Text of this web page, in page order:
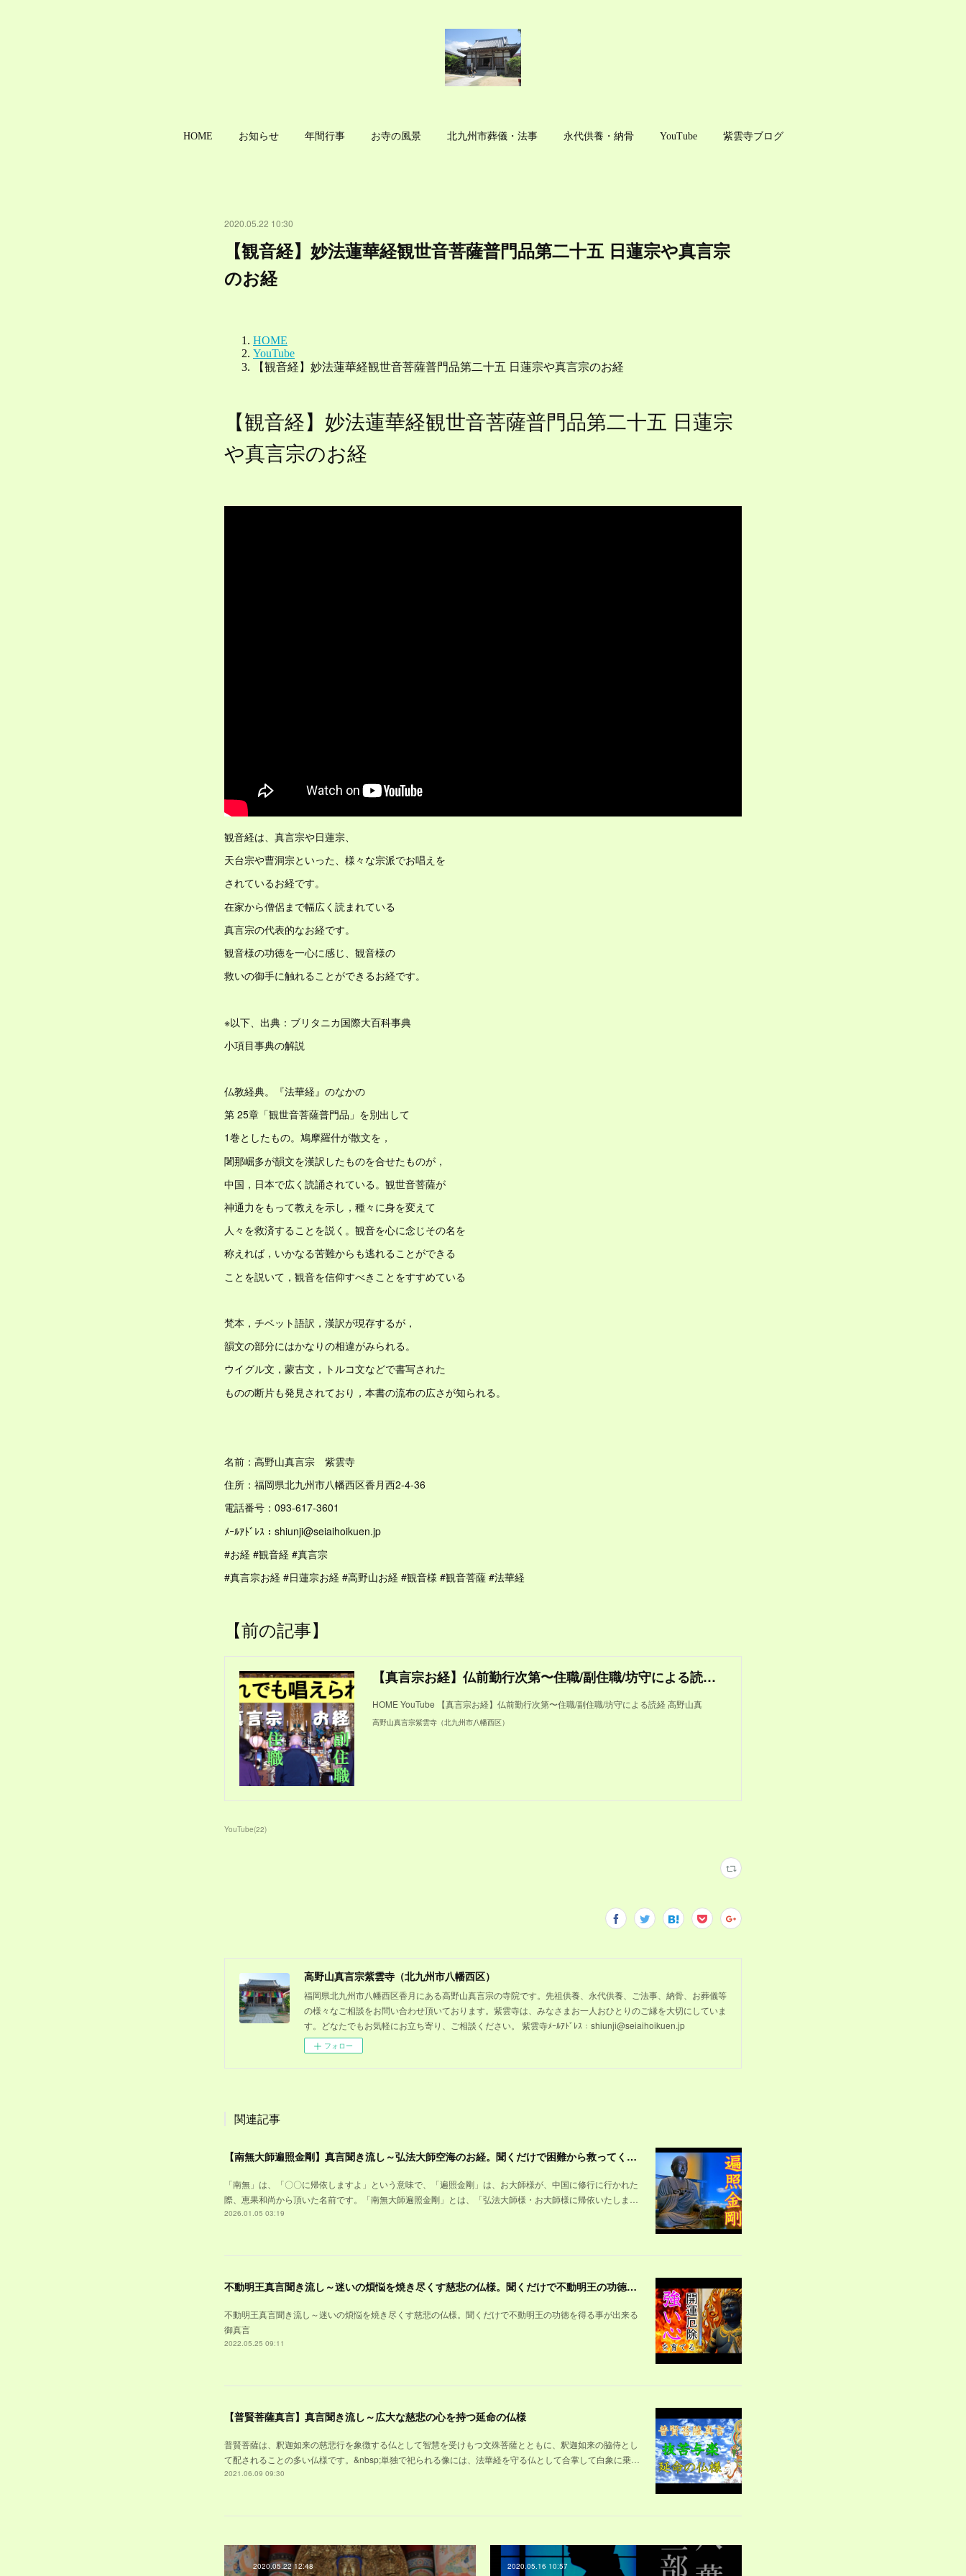
HOME お知らせ 年間行事 お寺の風景 北九州市葬儀・法事 永代供養・納骨 YouTube 紫雲寺ブログ
2020.05.22 10:30
【観音経】妙法蓮華経観世音菩薩普門品第二十五 日蓮宗や真言宗
のお経
【観音経】妙法蓮華経観世音菩薩普門品第二十五 日蓮宗
や真言宗のお経
観音経は、真言宗や日蓮宗、
天台宗や曹洞宗といった、様々な宗派でお唱えを
されているお経です。
在家から僧侶まで幅広く読まれている
真言宗の代表的なお経です。
観音様の功徳を一心に感じ、観音様の
救いの御手に触れることができるお経です。
※以下、出典：ブリタニカ国際大百科事典
小項目事典の解説
仏教経典。『法華経』のなかの
第 25章「観世音菩薩普門品」を別出して
1巻としたもの。鳩摩羅什が散文を，
闍那崛多が韻文を漢訳したものを合せたものが，
中国，日本で広く読誦されている。観世音菩薩が
神通力をもって教えを示し，種々に身を変えて
人々を救済することを説く。観音を心に念じその名を
称えれば，いかなる苦難からも逃れることができる
ことを説いて，観音を信仰すべきことをすすめている
梵本，チベット語訳，漢訳が現存するが，
韻文の部分にはかなりの相違がみられる。
ウイグル文，蒙古文，トルコ文などで書写された
ものの断片も発見されており，本書の流布の広さが知られる。
名前：高野山真言宗 紫雲寺
住所：福岡県北九州市八幡西区香月西2-4-36
電話番号：093-617-3601
ﾒｰﾙｱﾄﾞﾚｽ：shiunji@seiaihoikuen.jp
#お経 #観音経 #真言宗
#真言宗お経 #日蓮宗お経 #高野山お経 #観音様 #観音菩薩 #法華経
【前の記事】
【真言宗お経】仏前勤行次第〜住職/副住職/坊守による読経 高野山真言宗紫雲寺本堂にて
HOME YouTube 【真言宗お経】仏前勤行次第〜住職/副住職/坊守による読経 高野山真
高野山真言宗紫雲寺（北九州市八幡西区）
YouTube(22)
高野山真言宗紫雲寺（北九州市八幡西区）
福岡県北九州市八幡西区香月にある高野山真言宗の寺院です。先祖供養、永代供養、ご法事、納骨、お葬儀等
の様々なご相談をお問い合わせ頂いております。紫雲寺は、みなさまお一人おひとりのご縁を大切にしていま
す。どなたでもお気軽にお立ち寄り、ご相談ください。 紫雲寺ﾒｰﾙｱﾄﾞﾚｽ：shiunji@seiaihoikuen.jp
フォロー
関連記事
【南無大師遍照金剛】真言聞き流し～弘法大師空海のお経。聞くだけで困難から救ってくれるお大師様の御真言
「南無」は、「〇〇に帰依しますよ」という意味で、「遍照金剛」は、お大師様が、中国に修行に行かれた
際、恵果和尚から頂いた名前です。「南無大師遍照金剛」とは、「弘法大師様・お大師様に帰依いたしま…
2026.01.05 03:19
不動明王真言聞き流し～迷いの煩悩を焼き尽くす慈悲の仏様。聞くだけで不動明王の功徳を得る事が出来る御真言
不動明王真言聞き流し～迷いの煩悩を焼き尽くす慈悲の仏様。聞くだけで不動明王の功徳を得る事が出来る
御真言
2022.05.25 09:11
【普賢菩薩真言】真言聞き流し～広大な慈悲の心を持つ延命の仏様
普賢菩薩は、釈迦如来の慈悲行を象徴する仏として智慧を受けもつ文殊菩薩とともに、釈迦如来の脇侍とし
て配されることの多い仏様です。&nbsp;単独で祀られる像には、法華経を守る仏として合掌して白象に乗…
2021.06.09 09:30
2020.05.22 12:48 2020.05.16 10:57